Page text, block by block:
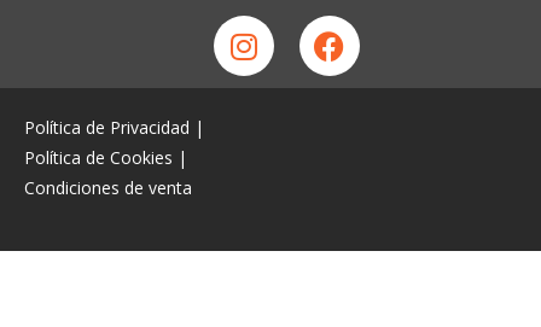
Política de Privacidad |
Política de Cookies |
Condiciones de venta